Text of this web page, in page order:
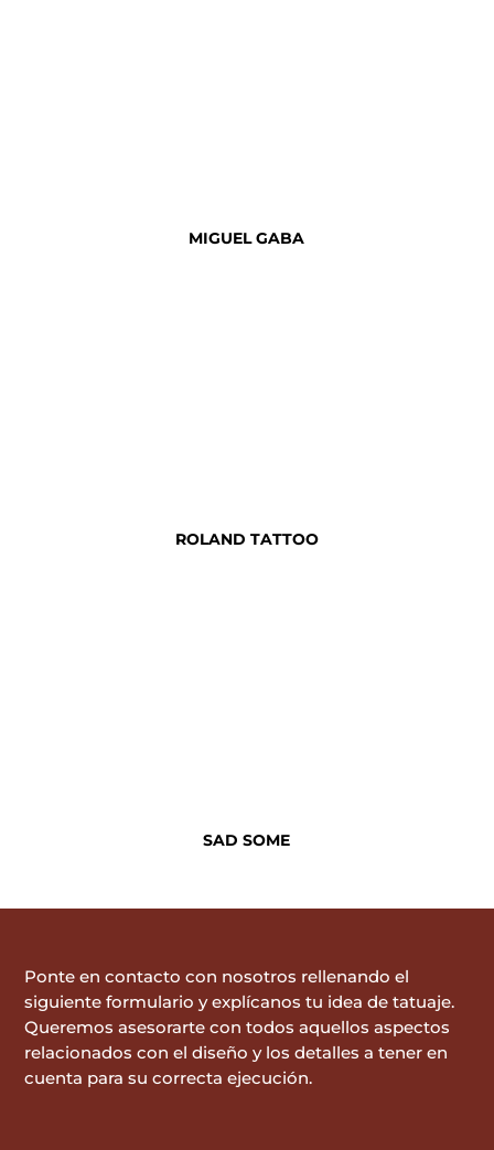
MIGUEL GABA
ROLAND TATTOO
SAD SOME
Ponte en contacto con nosotros rellenando el
siguiente formulario y explícanos tu idea de tatuaje.
Queremos asesorarte con todos aquellos aspectos
relacionados con el diseño y los detalles a tener en
cuenta para su correcta ejecución.